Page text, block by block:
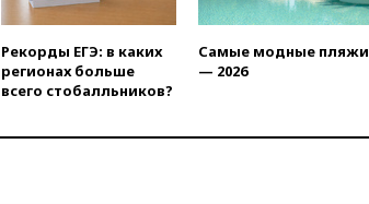
вчера, 20:15 Минтранс
предложил оплачивать
защиту дорог от БПЛА из
средств на ремонт
официальным визитом
Рекорды ЕГЭ: в каких
регионах больше
всего стобалльников?
Самые модные пляжи
— 2026